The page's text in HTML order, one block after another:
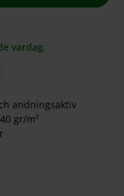
vardag.
andningsaktiv
gr/m²